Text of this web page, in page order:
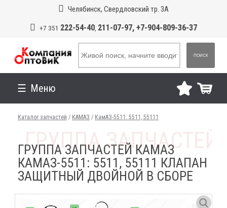
Челябинск, Свердловский тр. 3А
+7 351 222-54-40, 211-07-97, +7-904-809-36-37
ПОИСК
Меню
Каталог запчастей / КАМАЗ / КамАЗ-5511: 5511, 55111
ГРУППА ЗАПЧАСТЕЙ КАМАЗ
КАМАЗ-5511: 5511, 55111 КЛАПАН
ЗАЩИТНЫЙ ДВОЙНОЙ В СБОРЕ